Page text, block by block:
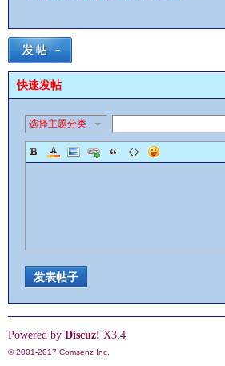
快速发帖
选择主题分类
发表帖子
Powered by Discuz! X3.4
© 2001-2017 Comsenz Inc.